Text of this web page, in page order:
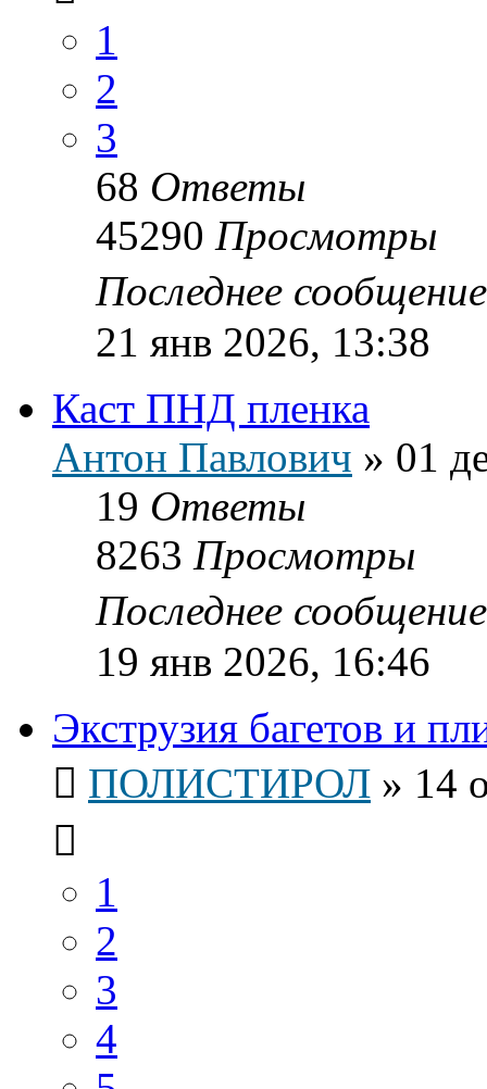
1
2
3
68 Ответы
45290 Просмотры
Последнее
21 янв 2026, 13:38
Каст ПНД пленка
Антон Павлович » 01
19 Ответы
8263 Просмотры
Последнее
19 янв 2026, 16:46
Экструзия багетов и
ПОЛИСТИРОЛ » 14
1
2
3
4